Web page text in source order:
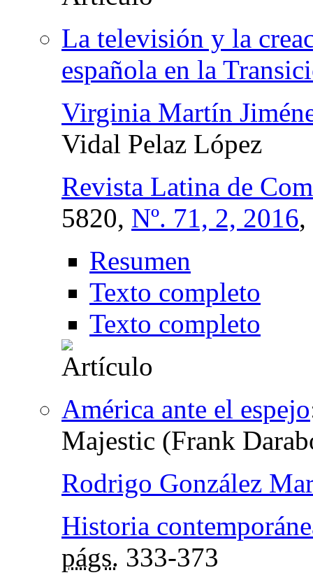
La televisión y la
española en la
Virginia Martín
Vidal Pelaz López
Revista Latina de
5820, Nº. 71, 2, 2016,
Resumen
Texto completo
Texto completo
América ante el espejo
Majestic (Frank
Rodrigo González
Historia
págs. 333-373